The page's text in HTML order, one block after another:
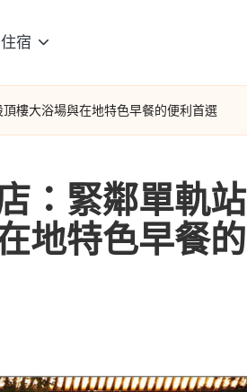
住宿
樓大浴場與在地特色早餐的便利首選
：緊鄰單軌站
地特色早餐的